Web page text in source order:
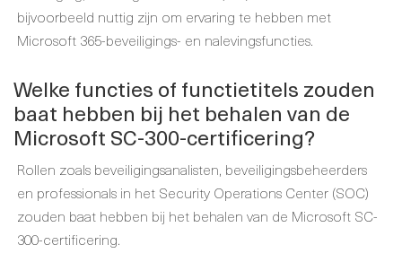
bijvoorbeeld nuttig zijn om ervaring te hebben met
Microsoft 365-beveiligings- en nalevingsfuncties.
Welke functies of functietitels zouden
baat hebben bij het behalen van de
Microsoft SC-300-certificering?
Rollen zoals beveiligingsanalisten, beveiligingsbeheerders
en professionals in het Security Operations Center (SOC)
zouden baat hebben bij het behalen van de Microsoft SC-
300-certificering.